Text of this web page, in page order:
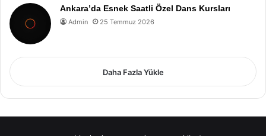
Ankara’da Esnek Saatli Özel Dans Kursları
Admin 25 Temmuz 2026
Daha Fazla Yükle